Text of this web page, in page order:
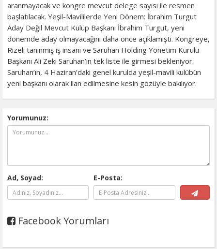
aranmayacak ve kongre mevcut delege sayısı ile resmen
başlatılacak. Yeşil-Mavililerde Yeni Dönem: İbrahim Turgut
Aday Değil Mevcut Kulüp Başkanı İbrahim Turgut, yeni
dönemde aday olmayacağını daha önce açıklamıştı. Kongreye,
Rizeli tanınmış iş insanı ve Saruhan Holding Yönetim Kurulu
Başkanı Ali Zeki Saruhan’ın tek liste ile girmesi bekleniyor.
Saruhan’ın, 4 Haziran’daki genel kurulda yeşil-mavili kulübün
yeni başkanı olarak ilan edilmesine kesin gözüyle bakılıyor.
Yorumunuz:
Ad, Soyad: E-Posta:
Facebook Yorumları